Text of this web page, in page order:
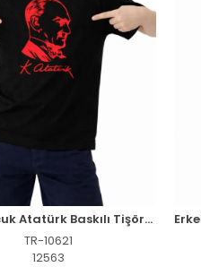
Erkek Çocuk Atatürk Baskılı Tişört Kısa Kollu Bisiklet Yaka T-Shirt - Siyah
TR-10621
12563